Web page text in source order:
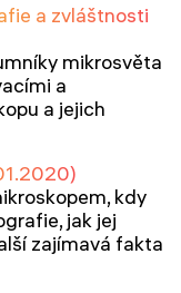
a zvláštnosti
mikrosvěta
a
a jejich
kdy
jak jej
zajímavá fakta